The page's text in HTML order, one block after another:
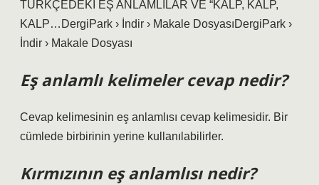
TÜRKÇEDEKİ EŞ ANLAMLILAR VE “KALP, KALP,
KALP…DergiPark › İndir › Makale DosyasıDergiPark ›
İndir › Makale Dosyası
Eş anlamlı kelimeler cevap nedir?
Cevap kelimesinin eş anlamlısı cevap kelimesidir. Bir
cümlede birbirinin yerine kullanılabilirler.
Kırmızının eş anlamlısı nedir?